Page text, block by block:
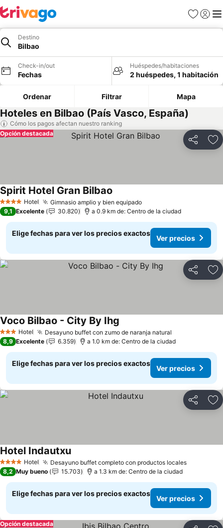
Favoritos
Iniciar
Destino
Bilbao
Check-in/out
Fechas
Huéspedes/habitaciones
2 huéspedes, 1 habitación
Ordenar Filtrar Mapa
Hoteles en Bilbao (País Vasco, España)
Cómo los pagos afectan nuestro ranking
Compartir
Opción destacada
4 EstrellasHotel Gimnasio amplio y bien equipadoVer precios
Spirit Hotel Gran Bilbao
9,1 Excelente 30.820 a 0.9 km de: Centro de la ciudad
Elige fechas para ver los precios exactos
Ver precios
Compartir
3 Estrellas
Hotel Desayuno buffet con zumo de naranja natural
Voco Bilbao - City By Ihg
8,9 Excelente 6.359 a 1.0 km de: Centro de la ciudad
Elige fechas para ver los precios exactos
Ver precios
Compartir
4 EstrellasHotel Desayuno buffet completo con productos localesVer
Hotel IndautxuVer precios
8,2 Muy bueno 15.703 a 1.3 km de: Centro de la ciudad
Elige fechas para ver los precios exactos
Ver precios
Opción destacada